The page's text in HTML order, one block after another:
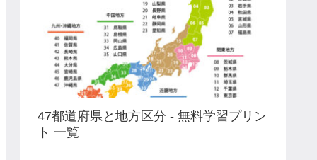
47都道府県と地方区分 - 無料学習プリン
ト 一覧